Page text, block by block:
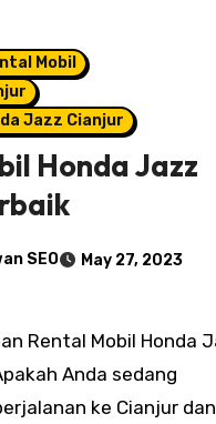
Mobil
Jazz Cianjur
Honda Jazz
SEO
May 27, 2023
Anda sedang
ke Cianjur dan